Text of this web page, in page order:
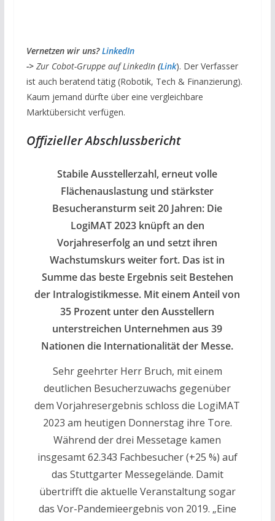
Vernetzen wir uns? LinkedIn
-> Zur Cobot-Gruppe auf LinkedIn(Link). Der Verfasser
ist auch beratend tätig (Robotik, Tech & Finanzierung).
Kaum jemand dürfte über eine vergleichbare
Marktübersicht verfügen.
Offizieller Abschlussbericht
Stabile Ausstellerzahl, erneut volle
Flächenauslastung und stärkster
Besucheransturm seit 20 Jahren: Die
LogiMAT 2023 knüpft an den
Vorjahreserfolg an und setzt ihren
Wachstumskurs weiter fort. Das ist in
Summe das beste Ergebnis seit Bestehen
der Intralogistikmesse. Mit einem Anteil von
35 Prozent unter den Ausstellern
unterstreichen Unternehmen aus 39
Nationen die Internationalität der Messe.
Sehr geehrter Herr Bruch, mit einem
deutlichen Besucherzuwachs gegenüber
dem Vorjahresergebnis schloss die LogiMAT
2023 am heutigen Donnerstag ihre Tore.
Während der drei Messetage kamen
insgesamt 62.343 Fachbesucher (+25 %) auf
das Stuttgarter Messegelände. Damit
übertrifft die aktuelle Veranstaltung sogar
das Vor-Pandemieergebnis von 2019. „Eine